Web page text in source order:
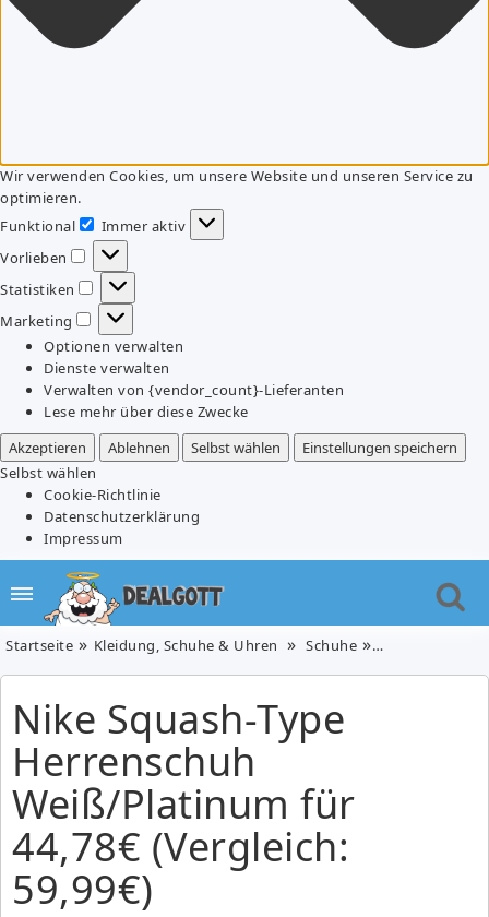
Wir verwenden Cookies, um unsere Website und unseren Service zu
optimieren.
Funktional
Funktional
Immer aktiv
Vorlieben
Vorlieben
Statistiken
Statistiken
Marketing
Marketing
Optionen verwalten
Dienste verwalten
Verwalten von {vendor_count}-Lieferanten
Lese mehr über diese Zwecke
Akzeptieren
Ablehnen Selbst wählen
Einstellungen speichern
Selbst wählen
Cookie-Richtlinie
Datenschutzerklärung
Impressum
Startseite Kleidung, Schuhe & Uhren Schuhe Nike Squash-
Nike Squash-Type
Herrenschuh
Weiß/Platinum für
44,78€ (Vergleich:
59,99€)